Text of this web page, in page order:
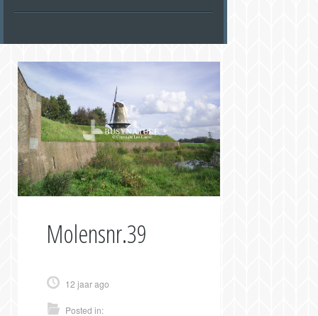
Molensnr.39
12 jaar ago
Posted in: